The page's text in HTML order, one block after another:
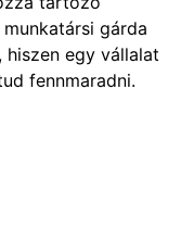
gárda
egy vállalat
fennmaradni.